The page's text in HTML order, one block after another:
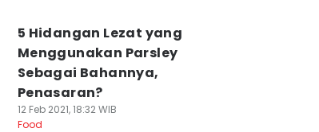
5 Hidangan Lezat yang
Menggunakan Parsley
Sebagai Bahannya,
Penasaran?
12 Feb 2021, 18:32 WIB
Food